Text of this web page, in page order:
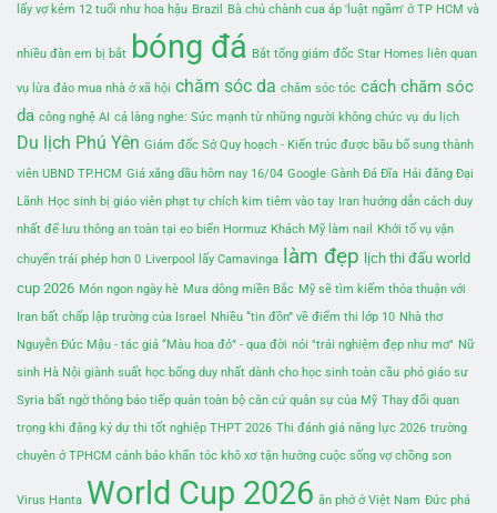
lấy vợ kém 12 tuổi như hoa hậu Brazil Bà chủ chành cua áp 'luật ngầm' ở TP HCM và
nhiều đàn em bị bắt bóng đá Bắt tổng giám đốc Star Homes liên quan
vụ lừa đảo mua nhà ở xã hội chăm sóc da chăm sóc tóc cách chăm sóc
da công nghệ AI cả làng nghe: Sức mạnh từ những người không chức vụ du lịch
Du lịch Phú Yên Giám đốc Sở Quy hoạch - Kiến trúc được bầu bổ sung thành
viên UBND TP.HCM Giá xăng dầu hôm nay 16/04 Google Gành Đá Đĩa Hải đăng Đại
Lãnh Học sinh bị giáo viên phạt tự chích kim tiêm vào tay Iran hướng dẫn cách duy
nhất để lưu thông an toàn tại eo biển Hormuz Khách Mỹ làm nail Khởi tố vụ vận
chuyển trái phép hơn 0 Liverpool lấy Camavinga làm đẹp lịch thi đấu world
cup 2026 Món ngon ngày hè Mưa dông miền Bắc Mỹ sẽ tìm kiếm thỏa thuận với
Iran bất chấp lập trường của Israel
Nhiều “tin đồn” về điểm thi lớp 10 Nhà thơ
Nguyễn Đức Mậu - tác giả “Màu hoa đỏ” - qua đời nói "trải nghiệm đẹp như mơ" Nữ
sinh Hà Nội giành suất học bổng duy nhất dành cho học sinh toàn cầu phó giáo sư
Syria bất ngờ thông báo tiếp quản toàn bộ căn cứ quân sự của Mỹ Thay đổi quan
trọng khi đăng ký dự thi tốt nghiệp THPT 2026 Thi đánh giá năng lực 2026 trường
chuyên ở TPHCM cảnh báo khẩn tóc khô xơ tận hưởng cuộc sống vợ chồng son
Virus Hanta World Cup 2026 ăn phở ở Việt Nam Đức phá